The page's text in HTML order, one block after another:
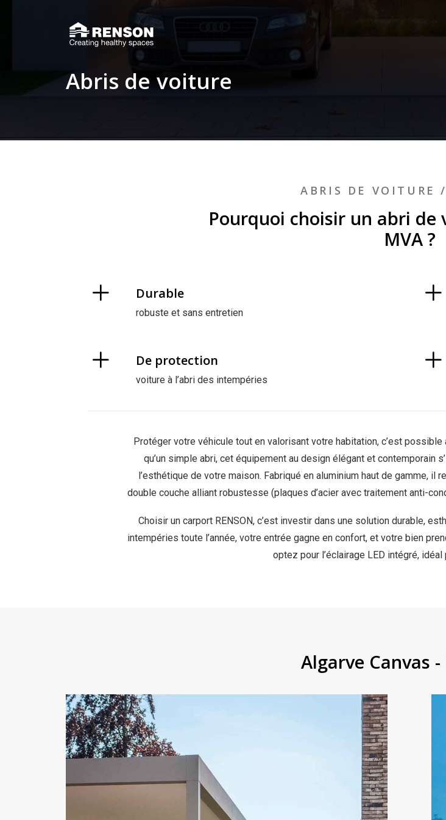
Abris de voiture
ABRIS DE VOITURE
Pourquoi choisir un abri de
MVA ?
Durable
robuste et sans entretien
De protection
voiture à l’abri des intempéries
Protéger votre véhicule tout en valorisant votre habitation, c’est possible
qu’un simple abri, cet équipement au design élégant et contemporain
l’esthétique de votre maison. Fabriqué en aluminium haut de gamme, il
double couche alliant robustesse (plaques d’acier avec traitement anti-
Choisir un carport RENSON, c’est investir dans une solution durable,
intempéries toute l’année, votre entrée gagne en confort, et votre bien
optez pour l’éclairage LED intégré,
Algarve Canvas -